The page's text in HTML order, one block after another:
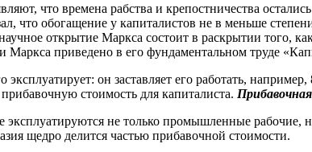
что времена рабства и крепостничества
что обогащение у капиталистов не в меньше
открытие Маркса состоит в раскрытии того,
Маркса приведено в его фундаментальном труде
эксплуатирует: он заставляет его работать,
стоимость для капиталиста.
эксплуатируются не только промышленные
щедро делится частью прибавочной стоимости.